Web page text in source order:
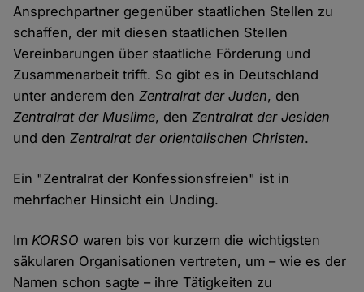
Ansprechpartner gegenüber staatlichen Stellen zu
schaffen, der mit diesen staatlichen Stellen
Vereinbarungen über staatliche Förderung und
Zusammenarbeit trifft. So gibt es in Deutschland
unter anderem denZentralrat der Juden, den
Zentralrat der Muslime, denZentralrat der Jesiden
und denZentralrat der orientalischen Christen.
Ein "Zentralrat der Konfessionsfreien" ist in
mehrfacher Hinsicht ein Unding.
ImKORSO waren bis vor kurzem die wichtigsten
säkularen Organisationen vertreten, um – wie es der
Namen schon sagte – ihre Tätigkeiten zu